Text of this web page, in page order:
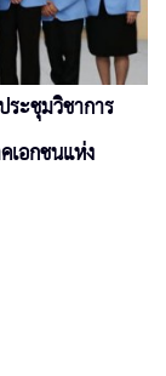
ะชุมวิชาการ
อกชนแห่ง